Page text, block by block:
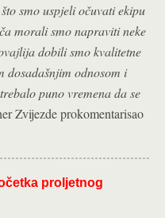
smo uspjeli očuvati ekipu
morali smo napraviti neke
dobili smo kvalitetne
dosadašnjim odnosom i
puno vremena da se
Zvijezde prokomentarisao
proljetnog